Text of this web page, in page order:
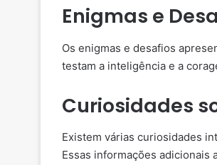
Enigmas e
Os enigmas e desafios
testam a inteligência e a
Curiosidades
Existem várias curiosidades
Essas informações adicionais